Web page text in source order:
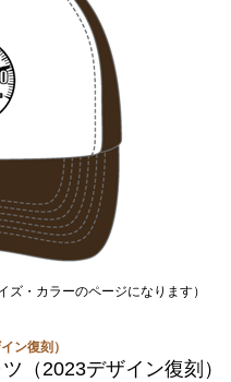
ズ・カラーのページになります）
ン復刻）
（2023デザイン復刻）